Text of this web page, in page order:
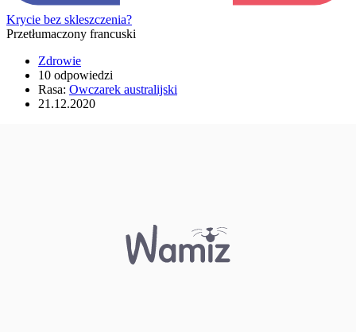
Krycie bez skleszczenia?
Przetłumaczony francuski
Zdrowie
10 odpowiedzi
Rasa: Owczarek australijski
21.12.2020